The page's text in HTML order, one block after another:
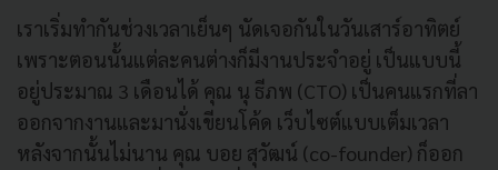
เราเริ่มทำกันช่วงเวลาเย็นๆ นัดเจอกันในวันเสาร์อาทิตย์
เพราะตอนนั้นแต่ละคนต่างก็มีงานประจำอยู่ เป็นแบบนี้
อยู่ประมาณ 3 เดือนได้ คุณ นุ ธีภพ (CTO) เป็นคนแรกที่ลา
ออกจากงานและมานั่งเขียนโค้ด เว็บไซต์แบบเต็มเวลา
หลังจากนั้นไม่นาน คุณ บอย สุวัฒน์ (co-founder) ก็ออก